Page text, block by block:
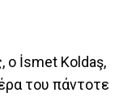
ο İsmet Koldaş,
του πάντοτε